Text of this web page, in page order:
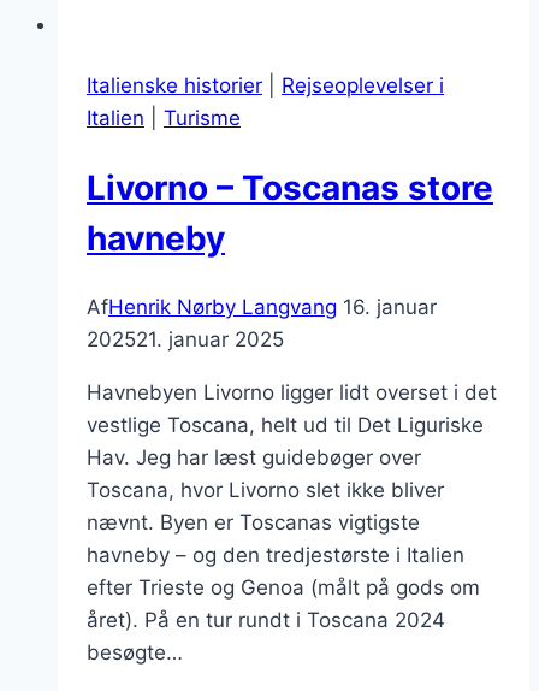
Italienske historier
Rejseoplevelser i
Italien
Turisme
Livorno – Toscanas store
havneby
AfHenrik Nørby Langvang 16. januar
202521. januar 2025
Havnebyen Livorno ligger lidt overset i det
vestlige Toscana, helt ud til Det Liguriske
Hav. Jeg har læst guidebøger over
Toscana, hvor Livorno slet ikke bliver
nævnt. Byen er Toscanas vigtigste
havneby – og den tredjestørste i Italien
efter Trieste og Genoa (målt på gods om
året). På en tur rundt i Toscana 2024
besøgte…